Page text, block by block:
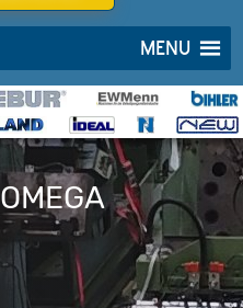
MENU
OMEGA